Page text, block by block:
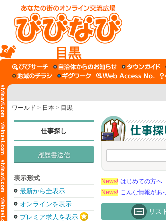
目黒
ワールド > 日本 > 目黒
仕事探し
履歴書送信
表示形式
最新から全表示
オンラインを表示
プレミア求人を表示
News! はじめての方へ
News! こんな情報があ
リス